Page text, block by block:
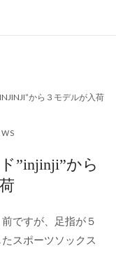
から３モデルが入荷
”injinji”から
ですが、足指が５
スポーツソックス